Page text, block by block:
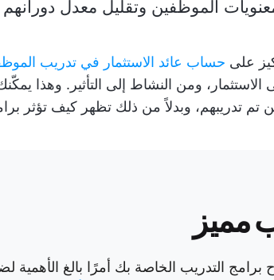
الموظفين وتقليل معدل دورانهم
على حساب عائد الاستثمار في تدريب
الاستثمار، ومن النشاط إلى التأثير. وهذا
تم تدريبهم، وبدلاً من ذلك تظهر كيف تؤثر
مميز
برامج التدريب الخاصة بك أمرًا بالغ